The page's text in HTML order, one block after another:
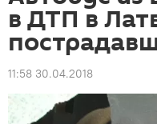
в ДТП в
11:58 30.04.2018